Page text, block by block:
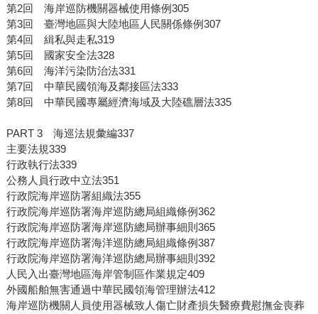
第2回 海岸巡防機關器械使用條例305
第3回 臺灣地區與大陸地區人民關係條例307
第4回 緝私與走私319
第5回 國家安全法328
第6回 海洋污染防治法331
第7回 中華民國領海及鄰接區法333
第8回 中華民國專屬經濟海域及大陸礁層法335
PART 3 海巡法規彙編337
主要法規339
行政執行法339
公務人員行政中立法351
行政院海岸巡防署組織法355
行政院海岸巡防署海岸巡防總局組織條例362
行政院海岸巡防署海岸巡防總局辦事細則365
行政院海岸巡防署海洋巡防總局組織條例387
行政院海岸巡防署海洋巡防總局辦事細則392
人民入出臺灣地區海岸管制區作業規定409
外國船舶無害通過中華民國領海管理辦法412
海岸巡防機關人員使用器械致人傷亡財產損失醫療費慰撫金喪葬